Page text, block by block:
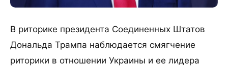
В риторике президента Соединенных Штатов
Дональда Трампа наблюдается смягчение
риторики в отношении Украины и ее лидера